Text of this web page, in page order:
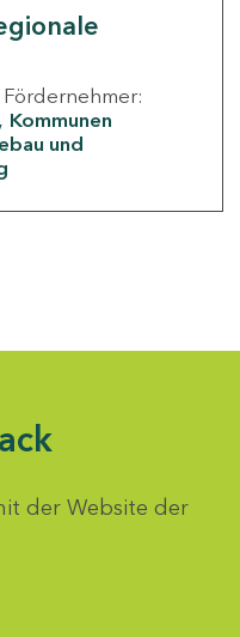
Fördernehmer:
Kommunen
und
der Website der
auswählen